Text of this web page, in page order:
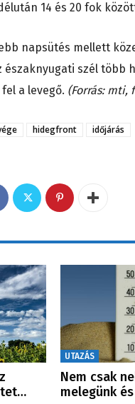
14 és 20 fok
napsütés mellett
szél több
a levegő. (Forrás: mti,
hidegfront időjárás
UTAZÁS
Nem csak
melegünk